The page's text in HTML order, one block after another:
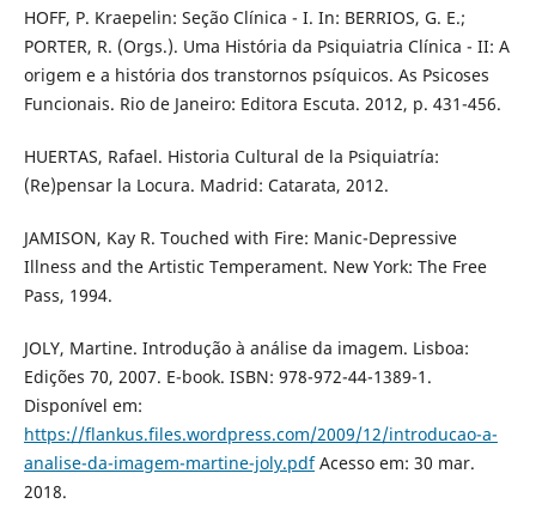
HOFF, P. Kraepelin: Seção Clínica - I. In: BERRIOS, G. E.;
PORTER, R. (Orgs.). Uma História da Psiquiatria Clínica - II: A
origem e a história dos transtornos psíquicos. As Psicoses
Funcionais. Rio de Janeiro: Editora Escuta. 2012, p. 431-456.
HUERTAS, Rafael. Historia Cultural de la Psiquiatría:
(Re)pensar la Locura. Madrid: Catarata, 2012.
JAMISON, Kay R. Touched with Fire: Manic-Depressive
Illness and the Artistic Temperament. New York: The Free
Pass, 1994.
JOLY, Martine. Introdução à análise da imagem. Lisboa:
Edições 70, 2007. E-book. ISBN: 978-972-44-1389-1.
Disponível em:
https://flankus.files.wordpress.com/2009/12/introducao-a-
analise-da-imagem-martine-joly.pdfAcesso em: 30 mar.
2018.